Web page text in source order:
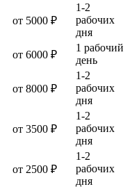
от 5000 ₽
1-2
рабочих
дня
от 6000 ₽
1 рабочий
день
от 8000 ₽
1-2
рабочих
дня
от 3500 ₽
1-2
рабочих
дня
от 2500 ₽
1-2
рабочих
дня